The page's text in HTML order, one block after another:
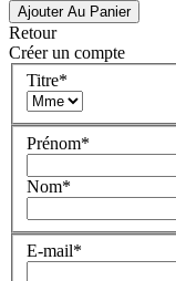
Ajouter Au Panier
Retour
Créer un compte
Titre*
Prénom*
Nom*
E-mail*